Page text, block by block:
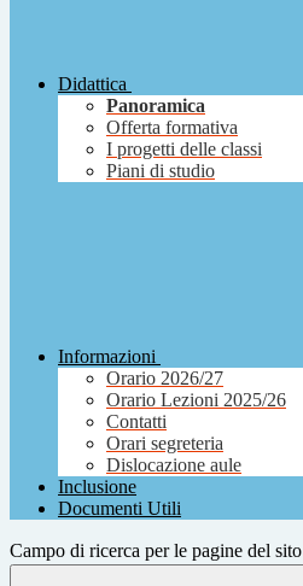
Didattica
Panoramica
Offerta formativa
I progetti delle classi
Piani di studio
Informazioni
Orario 2026/27
Orario Lezioni 2025/26
Contatti
Orari segreteria
Dislocazione aule
Inclusione
Documenti Utili
Campo di ricerca per le pagine del sito